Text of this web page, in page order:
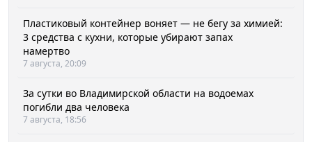
Пластиковый контейнер воняет — не бегу за химией:
3 средства с кухни, которые убирают запах
намертво
7 августа, 20:09
За сутки во Владимирской области на водоемах
погибли два человека
7 августа, 18:56